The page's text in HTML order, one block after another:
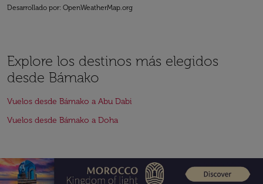
Desarrollado por: OpenWeatherMap.org
Explore los destinos más elegidos
desde Bámako
Vuelos desde Bámako a Abu Dabi
Vuelos desde Bámako a Doha